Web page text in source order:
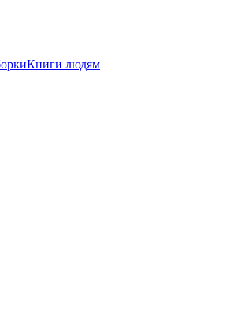
Книги людям